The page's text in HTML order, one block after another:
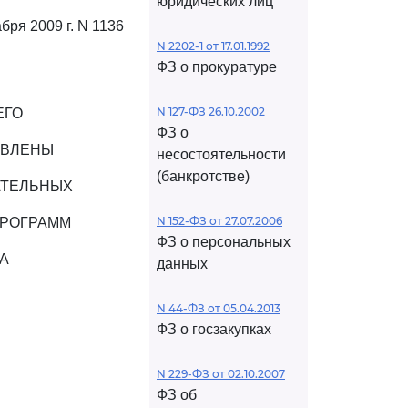
2009 г. N 1136
N 2202-1 от 17.01.1992
ФЗ о прокуратуре
N 127-ФЗ 26.10.2002
ФЗ о
несостоятельности
(банкротстве)
N 152-ФЗ от 27.07.2006
ФЗ о персональных
данных
N 44-ФЗ от 05.04.2013
ФЗ о госзакупках
N 229-ФЗ от 02.10.2007
ФЗ об